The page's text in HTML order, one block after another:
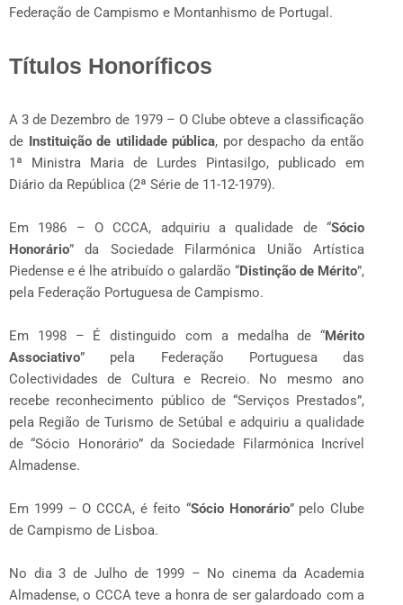
Federação de Campismo e Montanhismo de Portugal.
Títulos Honoríficos
A 3 de Dezembro de 1979 – O Clube obteve a classificação
de Instituição de utilidade pública, por despacho da então
1ª Ministra Maria de Lurdes Pintasilgo, publicado em
Diário da República (2ª Série de 11-12-1979).
Em 1986 – O CCCA, adquiriu a qualidade de “Sócio
Honorário” da Sociedade Filarmónica União Artística
Piedense e é lhe atribuído o galardão “Distinção de Mérito”,
pela Federação Portuguesa de Campismo.
Em 1998 – É distinguido com a medalha de “Mérito
Associativo” pela Federação Portuguesa das
Colectividades de Cultura e Recreio. No mesmo ano
recebe reconhecimento público de “Serviços Prestados”,
pela Região de Turismo de Setúbal e adquiriu a qualidade
de “Sócio Honorário” da Sociedade Filarmónica Incrível
Almadense.
Em 1999 – O CCCA, é feito “Sócio Honorário” pelo Clube
de Campismo de Lisboa.
No dia 3 de Julho de 1999 – No cinema da Academia
Almadense, o CCCA teve a honra de ser galardoado com a